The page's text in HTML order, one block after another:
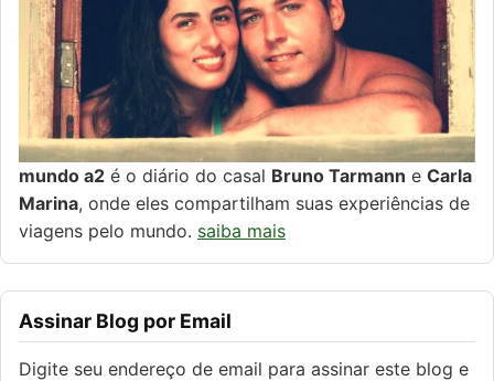
mundo a2 é o diário do casal Bruno Tarmann e Carla
Marina, onde eles compartilham suas experiências de
viagens pelo mundo. saiba mais
Assinar Blog por Email
Digite seu endereço de email para assinar este blog e